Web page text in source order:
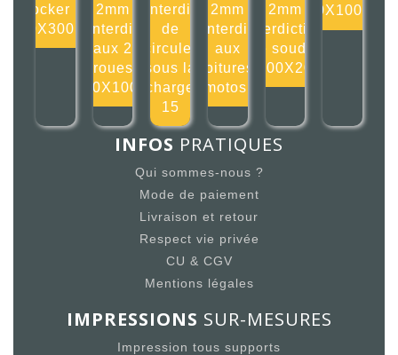
stocker ici
300X300mm
2mm
Interdit
aux 2
roues
100X100m
Interdit
de
circuler
sous la
charge
15
2mm
Interdit
aux
voitures,
motos,
2mm
Interdiction
de souder
200X20
100X100mm
INFOS PRATIQUES
Qui sommes-nous ?
Mode de paiement
Livraison et retour
Respect vie privée
CU & CGV
Mentions légales
IMPRESSIONS SUR-MESURES
Impression tous supports